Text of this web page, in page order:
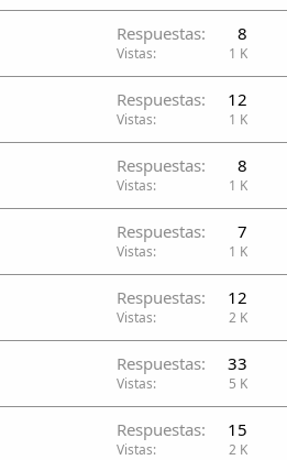
Respuestas 8
Vistas 1 K
Respuestas 12
Vistas 1 K
Respuestas 8
Vistas 1 K
Respuestas 7
Vistas 1 K
Respuestas 12
Vistas 2 K
Respuestas 33
Vistas 5 K
Respuestas 15
Vistas 2 K